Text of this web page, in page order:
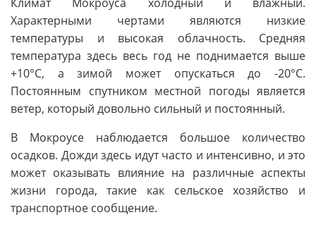
Характерными чертами являются низкие
температуры и высокая облачность. Средняя
температура здесь весь год не поднимается выше
+10°С, а зимой может опускаться до -20°С.
Постоянным спутником местной погоды является
ветер, который довольно сильный и постоянный.
В Мокроусе наблюдается большое количество
осадков. Дожди здесь идут часто и интенсивно, и это
может оказывать влияние на различные аспекты
жизни города, такие как сельское хозяйство и
транспортное сообщение.